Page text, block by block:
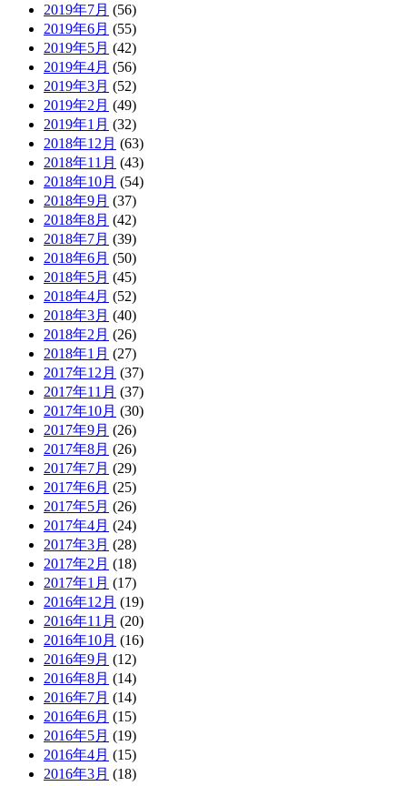
2019年7月 (56)
2019年6月 (55)
2019年5月 (42)
2019年4月 (56)
2019年3月 (52)
2019年2月 (49)
2019年1月 (32)
2018年12月 (63)
2018年11月 (43)
2018年10月 (54)
2018年9月 (37)
2018年8月 (42)
2018年7月 (39)
2018年6月 (50)
2018年5月 (45)
2018年4月 (52)
2018年3月 (40)
2018年2月 (26)
2018年1月 (27)
2017年12月 (37)
2017年11月 (37)
2017年10月 (30)
2017年9月 (26)
2017年8月 (26)
2017年7月 (29)
2017年6月 (25)
2017年5月 (26)
2017年4月 (24)
2017年3月 (28)
2017年2月 (18)
2017年1月 (17)
2016年12月 (19)
2016年11月 (20)
2016年10月 (16)
2016年9月 (12)
2016年8月 (14)
2016年7月 (14)
2016年6月 (15)
2016年5月 (19)
2016年4月 (15)
2016年3月 (18)